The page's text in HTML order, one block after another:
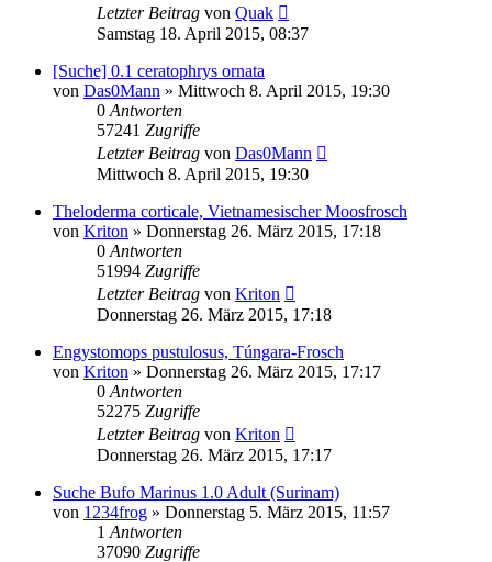
Letzter Beitrag von Quak
Samstag 18. April 2015, 08:37
[Suche] 0.1 ceratophrys ornata
von Das0Mann » Mittwoch 8. April 2015, 19:30
0 Antworten
57241 Zugriffe
Letzter Beitrag von Das0Mann
Mittwoch 8. April 2015, 19:30
Theloderma corticale, Vietnamesischer Moosfrosch
von Kriton » Donnerstag 26. März 2015, 17:18
0 Antworten
51994 Zugriffe
Letzter Beitrag von Kriton
Donnerstag 26. März 2015, 17:18
Engystomops pustulosus, Túngara-Frosch
von Kriton » Donnerstag 26. März 2015, 17:17
0 Antworten
52275 Zugriffe
Letzter Beitrag von Kriton
Donnerstag 26. März 2015, 17:17
Suche Bufo Marinus 1.0 Adult (Surinam)
von 1234frog » Donnerstag 5. März 2015, 11:57
1 Antworten
37090 Zugriffe